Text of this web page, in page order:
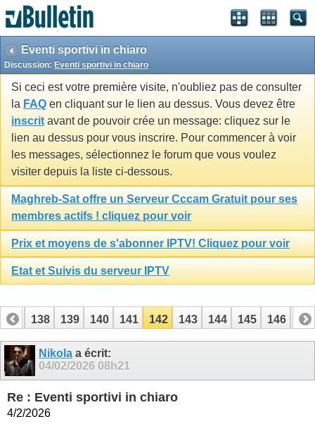
Eventi sportivi in chiaro
Discussion: Eventi sportivi in chiaro
Si ceci est votre première visite, n'oubliez pas de consulter
la FAQ en cliquant sur le lien au dessus. Vous devez être
inscrit avant de pouvoir crée un message: cliquez sur le
lien au dessus pour vous inscrire. Pour commencer à voir
les messages, sélectionnez le forum que vous voulez
visiter depuis la liste ci-dessous.
Maghreb-Sat offre un Serveur Cccam Gratuit pour ses
membres actifs ! cliquez pour voir
Prix et moyens de s'abonner IPTV! Cliquez pour voir
Etat et Suivis du serveur IPTV
137 138 139 140 141 142 143 144 145 146 147
Nikola a écrit:
04/02/2026 08h21
Re : Eventi sportivi in chiaro
4/2/2026